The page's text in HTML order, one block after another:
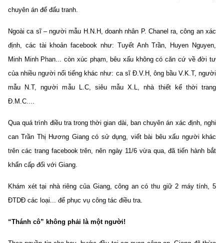
chuyên án để đấu tranh.
Ngoài ca sĩ – người mẫu H.N.H, doanh nhân P. Chanel ra, công an xác
định, các tài khoản facebook như: Tuyết Anh Trần, Huyen Nguyen,
Minh Minh Phan... còn xúc phạm, bêu xấu không có căn cứ về đời tư
của nhiều người nổi tiếng khác như: ca sĩ Đ.V.H, ông bầu V.K.T, người
mẫu N.T, người mẫu L.C, siêu mẫu X.L, nhà thiết kế thời trang
Đ.M.C....
Qua quá trình điều tra trong thời gian dài, ban chuyên án xác định, nghi
can Trần Thị Hương Giang có sử dụng, viết bài bêu xấu người khác
trên các trang facebook trên, nên ngày 11/6 vừa qua, đã tiến hành bắt
khẩn cấp đối với Giang.
Khám xét tại nhà riêng của Giang, công an có thu giữ 2 máy tính, 5
ĐTDĐ các loại... để phục vụ công tác điều tra.
“Thánh cô” không phải là một người!